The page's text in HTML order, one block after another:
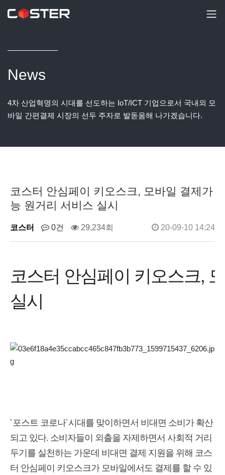
News
4차 산업혁명의 시대를 선도하는 IoT/ICT 기업으로서 국내외 모
바일 간편결제 시장의 선두 주자로 발돋움해 나가겠습니다.
코스터 안심페이 키오스크, 모바일 결제가
능 원거리 서비스 실시
코스터 0건 29,234회 20-09-10 14:24
코스터 안심페이 키오스크,
실시
`포스트 코로나`시대를 맞이하면서 비대면 소비가 확산
되고 있다. 소비자들이 외출을 자제하면서 사회적 거리
두기를 실천하는 가운데 비대면 결제 지원을 위해 코스
터 안심페이 키오스크가 모바일에서도 결제를 할 수 있